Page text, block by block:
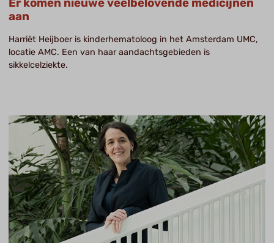
Er komen nieuwe veelbelovende medicijnen
aan
Harriët Heijboer is kinderhematoloog in het Amsterdam UMC,
locatie AMC. Een van haar aandachtsgebieden is
sikkelcelziekte.